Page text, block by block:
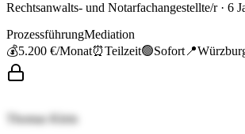
Rechtsanwalts- und Notarfachangestellte/r· 6
ProzessführungMediation
💰5.200 €/Monat⏰Teilzeit🟢Sofort 📍
Thomas Klein